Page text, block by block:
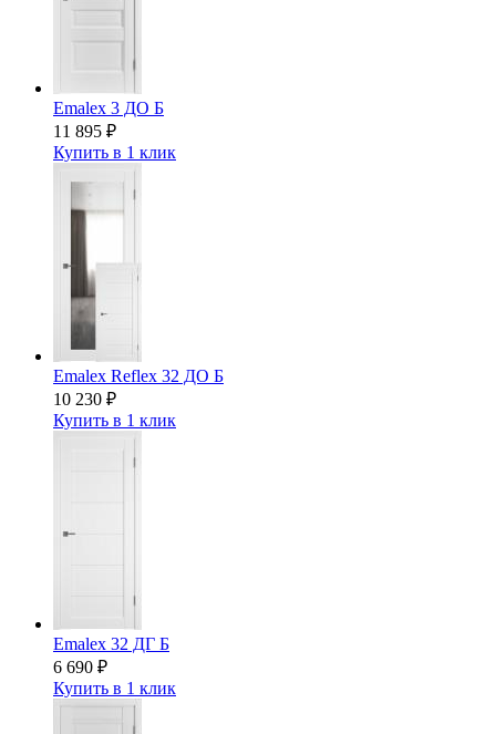
Emalex 3 ДО Б
11 895 ₽
Купить в 1 клик
Emalex Reflex 32 ДО Б
10 230 ₽
Купить в 1 клик
Emalex 32 ДГ Б
6 690 ₽
Купить в 1 клик